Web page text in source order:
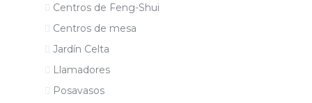
Centros de Feng-Shui
Centros de mesa
Jardín Celta
Llamadores
Posavasos